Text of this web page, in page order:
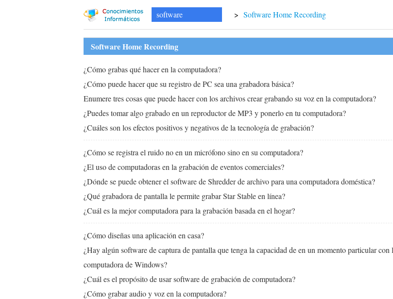
software > Software Home Recording
Software Home Recording
¿Cómo grabas qué hacer en la computadora?
¿Cómo puede hacer que su registro de PC sea una grabadora básica?
Enumere tres cosas que puede hacer con los archivos crear grabando su voz en la computadora?
¿Puedes tomar algo grabado en un reproductor de MP3 y ponerlo en tu computadora?
¿Cuáles son los efectos positivos y negativos de la tecnología de grabación?
¿Cómo se registra el ruido no en un micrófono sino en su computadora?
¿El uso de computadoras en la grabación de eventos comerciales?
¿Dónde se puede obtener el software de Shredder de archivo para una computadora doméstica?
¿Qué grabadora de pantalla le permite grabar Star Stable en línea?
¿Cuál es la mejor computadora para la grabación basada en el hogar?
¿Cómo diseñas una aplicación en casa?
¿Hay algún software de captura de pantalla que tenga la capacidad de en un momento particular con
computadora de Windows?
¿Cuál es el propósito de usar software de grabación de computadora?
¿Cómo grabar audio y voz en la computadora?